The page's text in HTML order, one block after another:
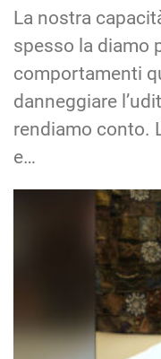
La nostra
spesso la diamo
comportamenti
danneggiare
rendiamo conto.
e…